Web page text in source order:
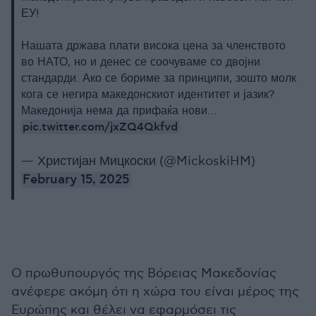
ЕУ!
Нашата држава плати висока цена за членството
во НАТО, но и денес се соочуваме со двојни
стандарди. Ако се бориме за принципи, зошто молк
кога се негира македонскиот идентитет и јазик?
Македонија нема да прифаќа нови…
pic.twitter.com/jxZQ4Qkfvd
— Христијан Мицкоски (@MickoskiHM)
February 15, 2025
Ο πρωθυπουργός της Βόρειας Μακεδονίας
ανέφερε ακόμη ότι η χώρα του είναι μέρος της
Ευρώπης και θέλει να εφαρμόσει τις